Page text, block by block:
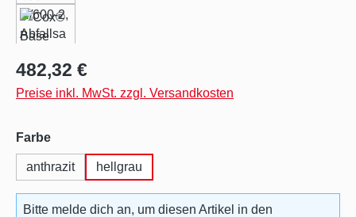
Regulärer Preis:
482,32 €
Preise inkl. MwSt. zzgl. Versandkosten
Farbeauswählen
anthrazit hellgrau
Bitte melde dich an, um diesen Artikel in den